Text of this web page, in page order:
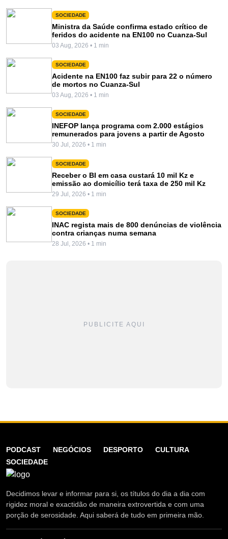
SOCIEDADE
Ministra da Saúde confirma estado crítico de
feridos do acidente na EN100 no Cuanza-Sul
03 Aug, 2026 • 1 min
SOCIEDADE
Acidente na EN100 faz subir para 22 o número
de mortos no Cuanza-Sul
03 Aug, 2026 • 1 min
SOCIEDADE
INEFOP lança programa com 2.000 estágios
remunerados para jovens a partir de Agosto
30 Jul, 2026 • 1 min
SOCIEDADE
Receber o BI em casa custará 10 mil Kz e
emissão ao domicílio terá taxa de 250 mil Kz
29 Jul, 2026 • 1 min
SOCIEDADE
INAC regista mais de 800 denúncias de violência
contra crianças numa semana
28 Jul, 2026 • 1 min
PUBLICITE AQUI
PODCAST NEGÓCIOS DESPORTO
CULTURA
SOCIEDADE
Decidimos levar e informar para si, os títulos do dia a dia com
rigidez moral e exactidão de maneira extrovertida e com uma
porção de serosidade. Aqui saberá de tudo em primeira mão.